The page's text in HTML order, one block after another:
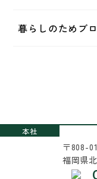
暮らしのためブ
本社
〒808-
福岡県